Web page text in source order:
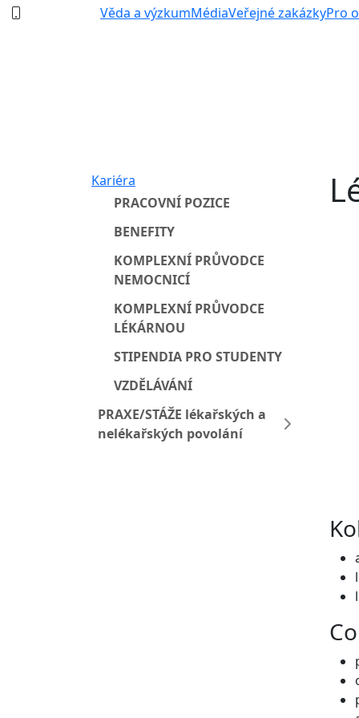
Věda a výzkumMédiaVeřejné zakázkyPro
Kariéra
PRACOVNÍ POZICE
BENEFITY
KOMPLEXNÍ PRŮVODCE
NEMOCNICÍ
KOMPLEXNÍ PRŮVODCE
LÉKÁRNOU
STIPENDIA PRO STUDENTY
VZDĚLÁVÁNÍ
PRAXE/STÁŽE lékařských a
nelékařských povolání